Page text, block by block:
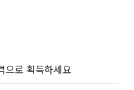
으로 획득하세요